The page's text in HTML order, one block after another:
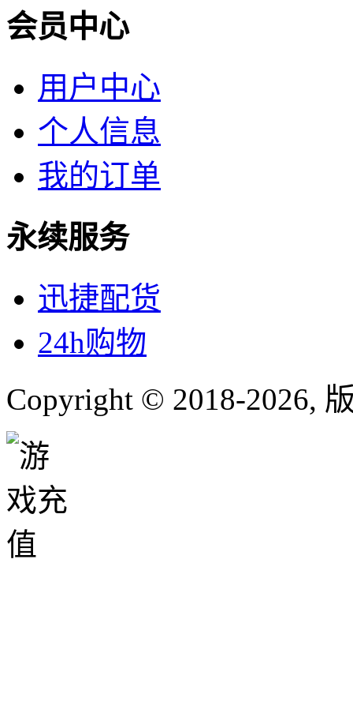
会员中心
用户中心
个人信息
我的订单
永续服务
迅捷配货
24h购物
Copyright © 2018-2026,